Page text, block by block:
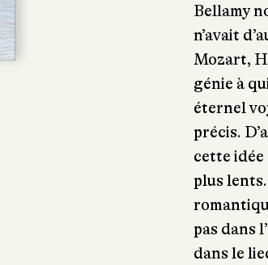
Bellamy
n’avait
Mozart,
génie à
éternel
précis.
cette idée
plus
pas dans
dans le